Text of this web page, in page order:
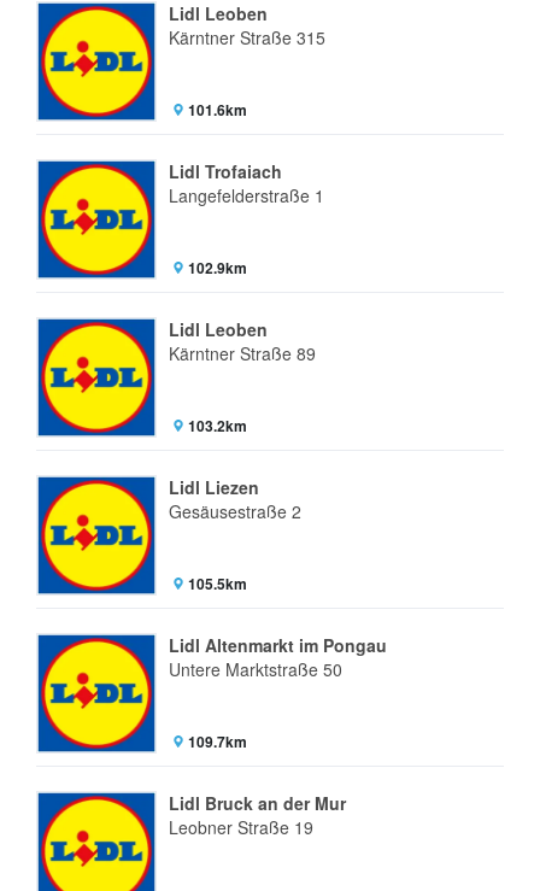
Lidl Leoben
Kärntner Straße 315
101.6km
Lidl Trofaiach
Langefelderstraße 1
102.9km
Lidl Leoben
Kärntner Straße 89
103.2km
Lidl Liezen
Gesäusestraße 2
105.5km
Lidl Altenmarkt im Pongau
Untere Marktstraße 50
109.7km
Lidl Bruck an der Mur
Leobner Straße 19